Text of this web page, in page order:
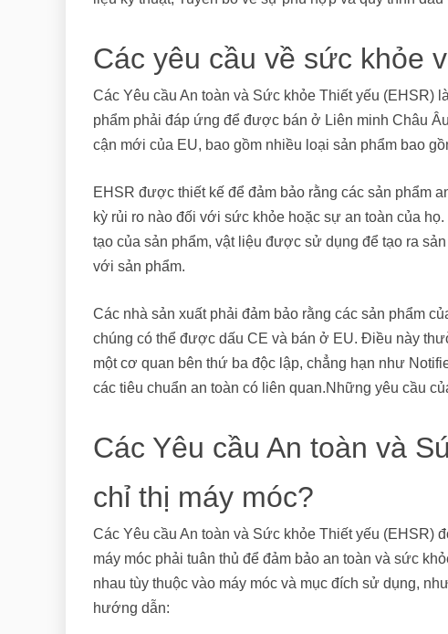
Các yêu cầu về sức khỏe
Các Yêu cầu An toàn và Sức khỏe Thiết yếu (EHSR)
phẩm phải đáp ứng để được bán ở Liên minh Châu
cận mới của EU, bao gồm nhiều loại sản phẩm bao
EHSR được thiết kế để đảm bảo rằng các sản phẩm
kỳ rủi ro nào đối với sức khỏe hoặc sự an toàn của
tạo của sản phẩm, vật liệu được sử dụng để tạo ra
với sản phẩm.
Các nhà sản xuất phải đảm bảo rằng các sản phẩm
chúng có thể được dấu CE và bán ở EU. Điều này
một cơ quan bên thứ ba độc lập, chẳng hạn như
các tiêu chuẩn an toàn có liên quan.Những yêu cầu
Các Yêu cầu An toàn và
chỉ thị máy móc?
Các Yêu cầu An toàn và Sức khỏe Thiết yếu (EHSR)
máy móc phải tuân thủ để đảm bảo an toàn và sức
nhau tùy thuộc vào máy móc và mục đích sử dụng,
hướng dẫn: